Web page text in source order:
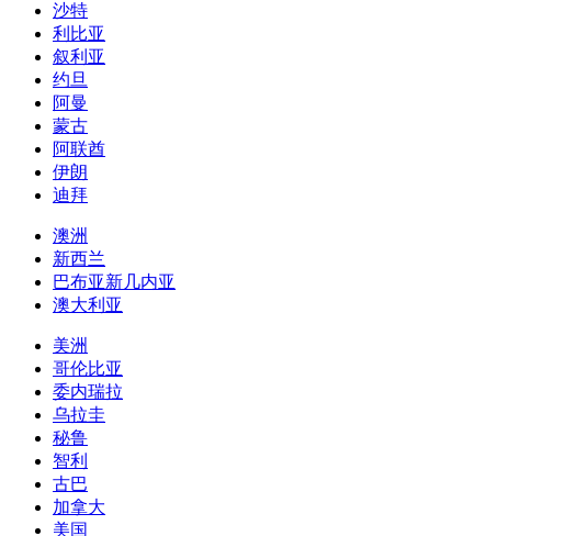
沙特
利比亚
叙利亚
约旦
阿曼
蒙古
阿联酋
伊朗
迪拜
澳洲
新西兰
巴布亚新几内亚
澳大利亚
美洲
哥伦比亚
委内瑞拉
乌拉圭
秘鲁
智利
古巴
加拿大
美国